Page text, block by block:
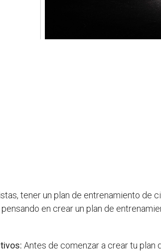
tener un plan de entrenamiento de
en crear un plan de
Antes de comenzar a crear tu